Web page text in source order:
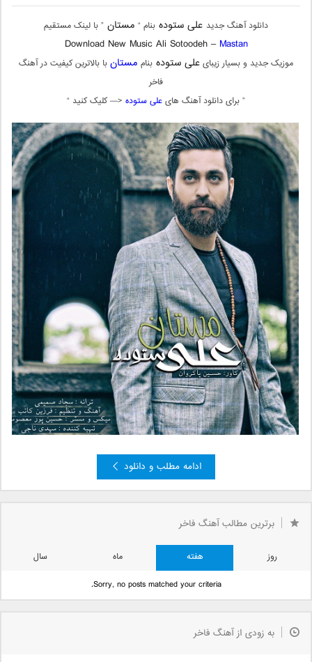
دانلود آهنگ جدید علی ستوده بنام “ مستان ” با لینک مستقیم
Download New Music Ali Sotoodeh – Mastan
موزیک جدید و بسیار زیبایعلی ستوده بنام مستانبا بالاترین کیفیت در آهنگ
فاخر
” برای دانلود آهنگ هایعلی ستوده <— کلیک کنید “
ادامه مطلب و دانلود
برترین مطالب آهنگ فاخر
روز هفته ماه
سال
Sorry, no posts matched your criteria.
به زودی از آهنگ فاخر